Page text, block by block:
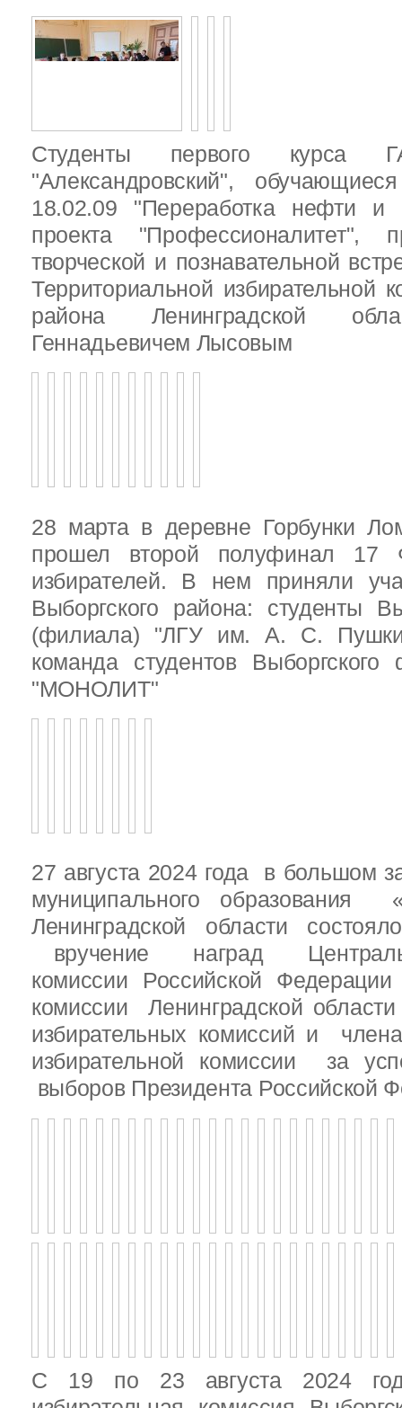
Студенты первого
"Александровский",
18.02.09 "Переработка нефти и
проекта "Профессионалитет",
творческой и познавательной
Территориальной избирательной
района Ленинградской
Геннадьевичем Лысовым
28 марта в деревне Горбунки
прошел второй полуфинал 17
избирателей. В нем приняли
Выборгского района: студенты
(филиала) "ЛГУ им. А. С.
команда студентов
"МОНОЛИТ"
27 августа 2024 года в большом
муниципального образования
Ленинградской области
вручение наград
комиссии Российской
комиссии Ленинградской
избирательных комиссий и
избирательной комиссии за
выборов Президента Российской
С 19 по 23 августа 2024